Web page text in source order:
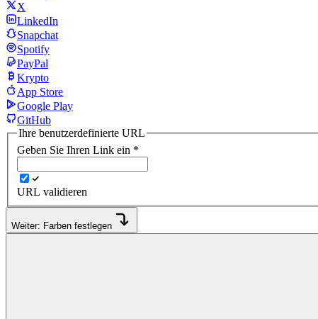
X
LinkedIn
Snapchat
Spotify
PayPal
Krypto
App Store
Google Play
GitHub
Ihre benutzerdefinierte URL
Geben Sie Ihren Link ein *
URL validieren
Weiter: Farben festlegen